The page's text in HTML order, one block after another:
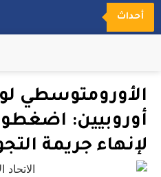
أحداث
الأورومتوسطي
أوروبيين:
لإنهاء جريمة